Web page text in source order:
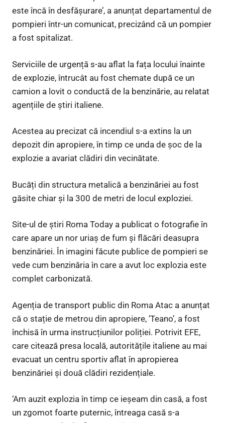
este încă în desfășurare’, a anunțat departamentul de
pompieri într-un comunicat, precizând că un pompier
a fost spitalizat.
Serviciile de urgență s-au aflat la fața locului înainte
de explozie, întrucât au fost chemate după ce un
camion a lovit o conductă de la benzinărie, au relatat
agențiile de știri italiene.
Acestea au precizat că incendiul s-a extins la un
depozit din apropiere, în timp ce unda de șoc de la
explozie a avariat clădiri din vecinătate.
Bucăți din structura metalică a benzinăriei au fost
găsite chiar și la 300 de metri de locul exploziei.
Site-ul de știri Roma Today a publicat o fotografie în
care apare un nor uriaș de fum și flăcări deasupra
benzinăriei. În imagini făcute publice de pompieri se
vede cum benzinăria în care a avut loc explozia este
complet carbonizată.
Agenția de transport public din Roma Atac a anunțat
că o stație de metrou din apropiere, ‘Teano’, a fost
închisă în urma instrucțiunilor poliției. Potrivit EFE,
care citează presa locală, autoritățile italiene au mai
evacuat un centru sportiv aflat în apropierea
benzinăriei și două clădiri rezidențiale.
‘Am auzit explozia în timp ce ieșeam din casă, a fost
un zgomot foarte puternic, întreaga casă s-a